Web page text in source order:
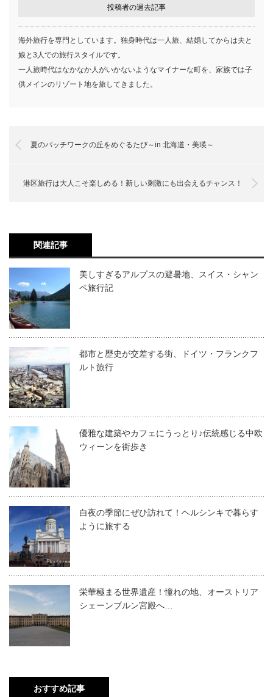
投稿者の過去記事
海外旅行を専門としています。独身時代は一人旅、結婚してからは夫と
娘と3人での旅行スタイルです。
一人旅時代はなかなか人がいかないようなマイナーな町を、家族では子
供メインのリゾート地を旅してきました。
夏のパッチワークの丘をめぐるたび～in 北海道・美瑛～
港区旅行は大人こそ楽しめる！新しい刺激にも出会えるチャンス！
関連記事
美しすぎるアルプスの避暑地、スイス・シャン
ペ旅行記
都市と歴史が交差する街、ドイツ・フランクフ
ルト旅行
優雅な建築やカフェにうっとり♪伝統感じる中欧
ウィーンを街歩き
白夜の季節にぜひ訪れて！ヘルシンキで暮らす
ように旅する
栄華極まる世界遺産！憧れの地、オーストリア
シェーンブルン宮殿へ…
おすすめ記事